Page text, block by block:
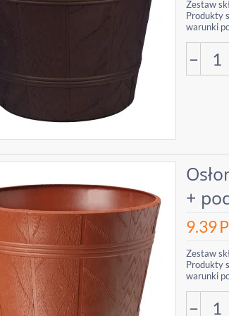
Zestaw
Produkty
warunki
−
+
9.39
Zestaw
Produkty
warunki
−